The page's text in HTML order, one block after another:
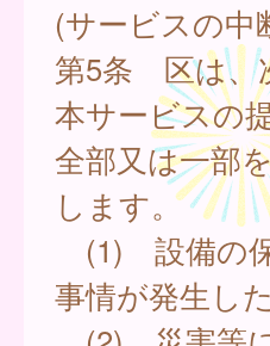
(サービスの中
第5条 区は、
本サービスの
全部又は一部
します。
(1) 設備の保
事情が発生し